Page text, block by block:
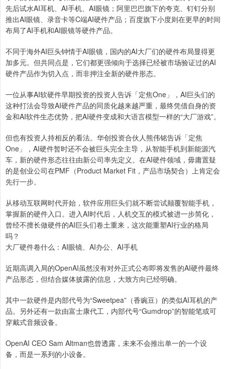
先后试水AI耳机、AI手机、AI眼镜；阿里巴巴旗下的夸克、钉钉分别
推出AI眼镜、录音卡等C端AI硬件产品；百度旗下小度则在更早的时间
布局了AI手机和AI眼镜等硬件产品。
不同于海外AI巨头钟情于AI眼镜，国内的AI大厂们的硬件布局显得更
加多元。但共同点是，它们都更强倾向于选择已经被市场验证过的AI
硬件产品作为切入点，而非押注全新的硬件形态。
一位从事AI软硬件早期投资的投资人告诉「定焦One」，AI巨头们的
这种打法会导致AI硬件产品的同质化越来越严重，最终凭借自身的资
金和AI软件生态优势，把AI硬件变成和大语言模型一样的“大厂游戏”。
但也有投资人持相反的看法。华创投资合伙人熊伟铭告诉「定焦
One」，AI硬件暂时还不会被巨头完全主导，从智能手机到新能源汽
车，新的硬件形态往往由新公司率先定义。在AI硬件领域，毋庸置疑
的是创业公司在PMF（Product Market Fit，产品市场契合）上肯定会
先行一步。
从移动互联网时代开始，软件应用巨头们就不断尝试颠覆智能手机，
掌握新的硬件入口。进入AI时代后，人机交互的模式被进一步简化，
曾经不擅长做硬件的AI巨头们卷土重来，这次能重塑AI行业的格局
吗？
大厂硬件卷什么：AI眼镜、AI办公、AI手机
近期高调入局的OpenAI虽然没有对外正式公布即将发售的AI硬件最终
产品形态，但结合媒体披露的信息，大致方向已经明确。
其中一款硬件是内部代号为“Sweetpea”（香豌豆）的类似AI耳机的产
品。另外还有一款由富士康代工，内部代号“Gumdrop”的智能笔或可
穿戴式音频设备。
OpenAI CEO Sam Altman也曾透露，未来不会推出单一的一个设
备，而是一系列的小设备。